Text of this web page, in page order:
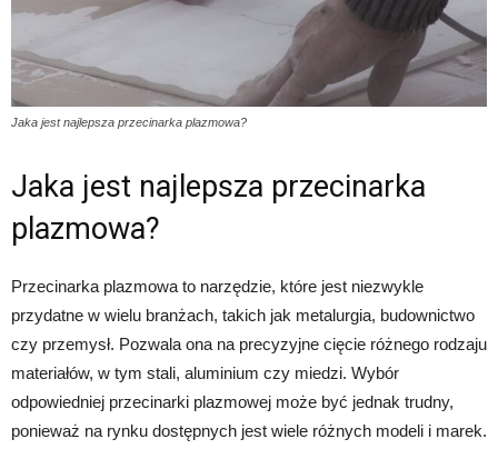
Jaka jest najlepsza przecinarka plazmowa?
Jaka jest najlepsza przecinarka
plazmowa?
Przecinarka plazmowa to narzędzie, które jest niezwykle
przydatne w wielu branżach, takich jak metalurgia, budownictwo
czy przemysł. Pozwala ona na precyzyjne cięcie różnego rodzaju
materiałów, w tym stali, aluminium czy miedzi. Wybór
odpowiedniej przecinarki plazmowej może być jednak trudny,
ponieważ na rynku dostępnych jest wiele różnych modeli i marek.